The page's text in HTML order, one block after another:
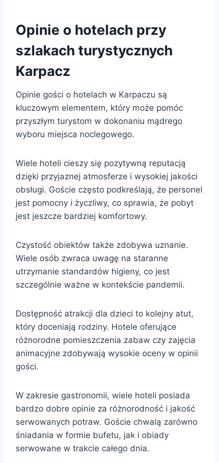
Opinie o hotelach przy
szlakach turystycznych
Karpacz
Opinie gości o hotelach w Karpaczu są
kluczowym elementem, który może pomóc
przyszłym turystom w dokonaniu mądrego
wyboru miejsca noclegowego.
Wiele hoteli cieszy się pozytywną reputacją
dzięki przyjaznej atmosferze i wysokiej jakości
obsługi. Goście często podkreślają, że personel
jest pomocny i życzliwy, co sprawia, że pobyt
jest jeszcze bardziej komfortowy.
Czystość obiektów także zdobywa uznanie.
Wiele osób zwraca uwagę na staranne
utrzymanie standardów higieny, co jest
szczególnie ważne w kontekście pandemii.
Dostępność atrakcji dla dzieci to kolejny atut,
który doceniają rodziny. Hotele oferujące
różnorodne pomieszczenia zabaw czy zajęcia
animacyjne zdobywają wysokie oceny w opinii
gości.
W zakresie gastronomii, wiele hoteli posiada
bardzo dobre opinie za różnorodność i jakość
serwowanych potraw. Goście chwalą zarówno
śniadania w formie bufetu, jak i obiady
serwowane w trakcie całego dnia.